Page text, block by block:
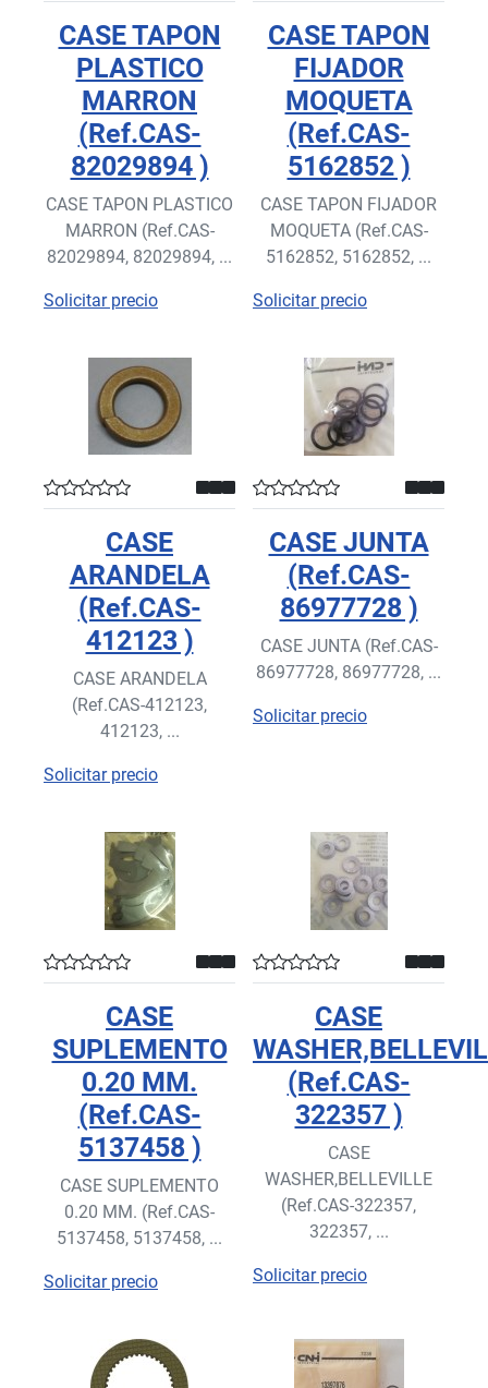
CASE TAPON
PLASTICO
MARRON
(Ref.CAS-
82029894 )
CASE TAPON PLASTICO
MARRON (Ref.CAS-
82029894, 82029894, ...
Solicitar precio
CASE TAPON
FIJADOR
MOQUETA
(Ref.CAS-
5162852 )
CASE TAPON FIJADOR
MOQUETA (Ref.CAS-
5162852, 5162852, ...
Solicitar precio
CASE
ARANDELA
(Ref.CAS-
412123 )
CASE ARANDELA
(Ref.CAS-412123,
412123, ...
Solicitar precio
CASE JUNTA
(Ref.CAS-
86977728 )
CASE JUNTA (Ref.CAS-
86977728, 86977728, ...
Solicitar precio
CASE
SUPLEMENTO
0.20 MM.
(Ref.CAS-
5137458 )
CASE SUPLEMENTO
0.20 MM. (Ref.CAS-
5137458, 5137458, ...
Solicitar precio
CASE
(Ref.CAS-
322357 )
CASE
WASHER,BELLEVILLE
(Ref.CAS-322357,
322357, ...
Solicitar precio